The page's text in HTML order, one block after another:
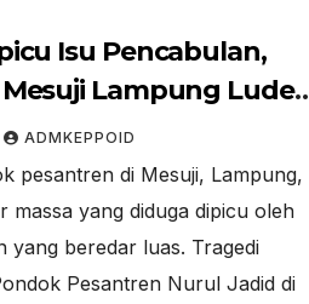
Isu Pencabulan,
Lampung Ludes
ADMKEPPOID
pesantren di Mesuji, Lampung,
massa yang diduga dipicu oleh
yang beredar luas. Tragedi
Pesantren Nurul Jadid di